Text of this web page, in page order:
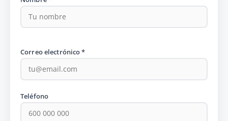
Correo electrónico *
Teléfono